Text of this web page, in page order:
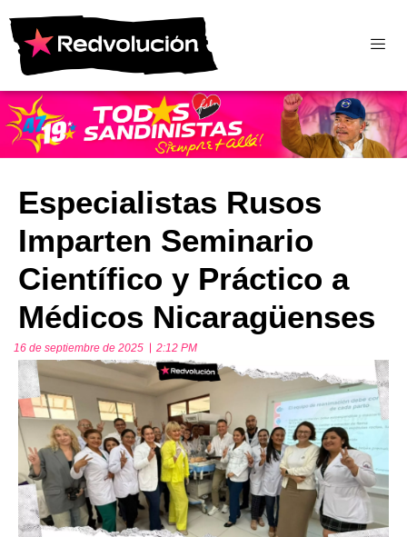
Especialistas Rusos
Imparten Seminario
Científico y Práctico a
Médicos Nicaragüenses
16 de septiembre de 2025 2:12 PM